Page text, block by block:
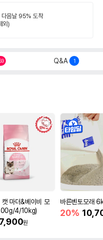
다음날 95% 도착
외)
Q&A 1
캣 마더&베이비 모
4/10kg)
7,900원
바른벤토모래
20%